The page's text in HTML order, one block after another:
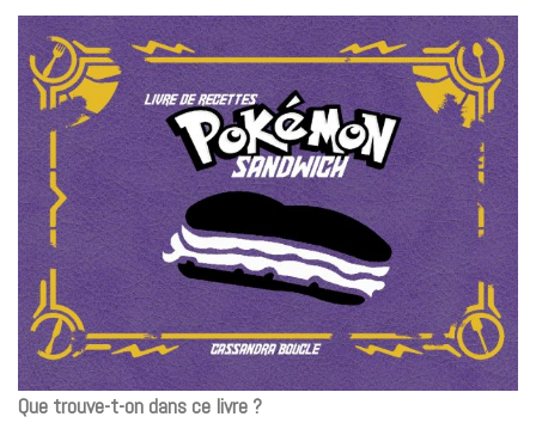
Que trouve-t-on dans ce livre ?